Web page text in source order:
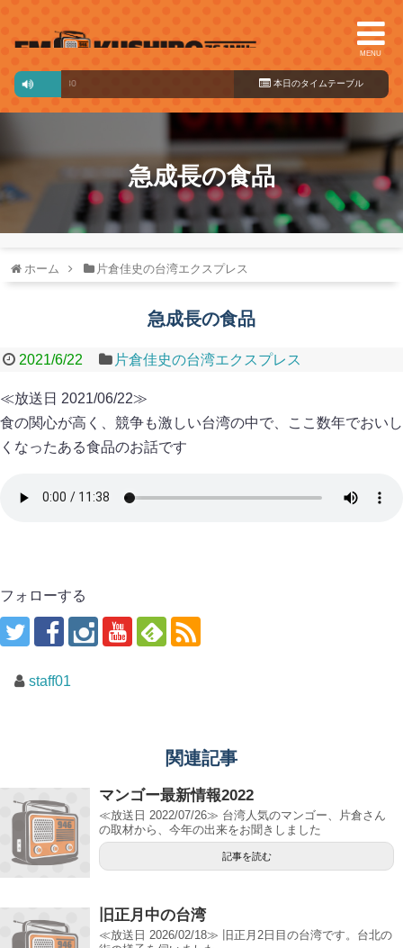
MENU
わくわく♪プラス 07:30～13:30
本日のタイ ムテーブル
急成長の食品
ホーム 片倉佳史の台湾エクスプレス
急成長の食品
2021/6/22 片倉佳史の台湾エクスプレス
≪放送日 2021/06/22≫
食の関心が高く、競争も激しい台湾の中で、ここ数年でおいし
くなったある食品のお話です
フォローする
staff01
関連記事
マンゴー最新情報2022
≪放送日 2022/07/26≫ 台湾人気のマンゴー、片倉さん
の取材から、今年の出来をお聞きしました
記事を読む
旧正月中の台湾
≪放送日 2026/02/18≫ 旧正月2日目の台湾です。台北の